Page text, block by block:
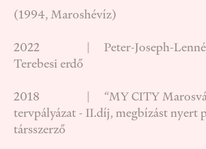
(1994, Maroshévíz)
2022 | Peter-Joseph-Lenné
Terebesi erdő
2018 | “MY CITY
tervpályázat - II.díj, megbízást nyert
társszerző